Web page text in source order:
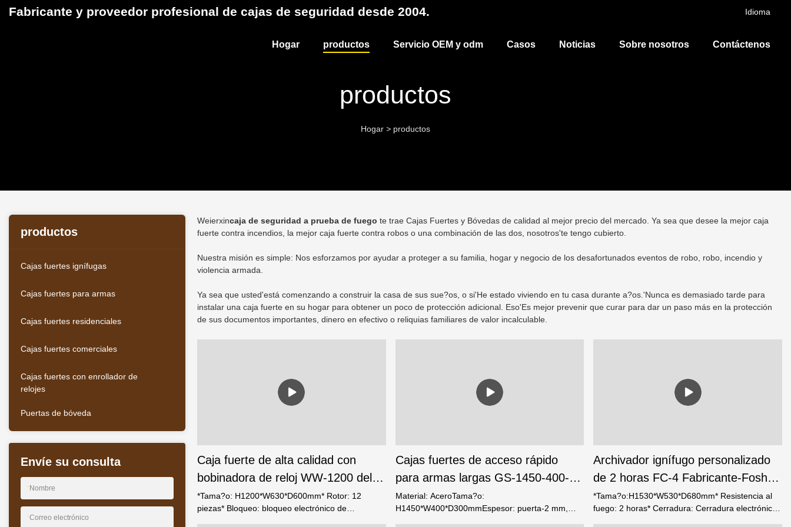
Fabricante y proveedor profesional de cajas de seguridad desde 2004. Idioma
Hogar productos Servicio OEM y odm Casos Noticias Sobre nosotros Contáctenos
productos
Hogar > productos
productos
Cajas fuertes ignífugas
Cajas fuertes para armas
Cajas fuertes residenciales
Cajas fuertes comerciales
Cajas fuertes con enrollador de
relojes
Puertas de bóveda
Envíe su consulta
*Nombre
*Correo electrónico
Weierxincaja de seguridad a prueba de fuego te trae Cajas Fuertes y Bóvedas de calidad al mejor precio del mercado. Ya sea que desee la mejor caja
fuerte contra incendios, la mejor caja fuerte contra robos o una combinación de las dos, nosotros'te tengo cubierto.
Nuestra misión es simple: Nos esforzamos por ayudar a proteger a su familia, hogar y negocio de los desafortunados eventos de robo, robo, incendio y
violencia armada.
Ya sea que usted'está comenzando a construir la casa de sus sue?os, o si'He estado viviendo en tu casa durante a?os.'Nunca es demasiado tarde para
instalar una caja fuerte en su hogar para obtener un poco de protección adicional. Eso'Es mejor prevenir que curar para dar un paso más en la protección
de sus documentos importantes, dinero en efectivo o reliquias familiares de valor incalculable.
Caja fuerte de alta calidad con
bobinadora de reloj WW-1200 del
fabricante de cajas fuertes Foshan
Weierxin
*Tama?o: H1200*W630*D600mm* Rotor: 12
piezas* Bloqueo: bloqueo electrónico de
Cajas fuertes de acceso rápido
para armas largas GS-1450-400-
del fabricante de cajas fuertes
Weierxin
Material: AceroTama?o:
H1450*W400*D300mmEspesor: puerta-2 mm,
Archivador ignífugo personalizado
de 2 horas FC-4 Fabricante-Foshan
Weierxin Safe
*Tama?o:H1530*W530*D680mm* Resistencia al
fuego: 2 horas* Cerradura: Cerradura electrónica